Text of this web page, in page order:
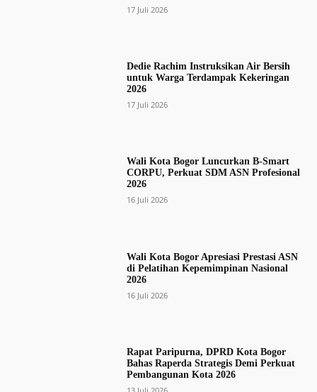
17 Juli 2026
Dedie Rachim Instruksikan Air Bersih
untuk Warga Terdampak Kekeringan
2026
17 Juli 2026
Wali Kota Bogor Luncurkan B-Smart
CORPU, Perkuat SDM ASN Profesional
2026
16 Juli 2026
Wali Kota Bogor Apresiasi Prestasi ASN
di Pelatihan Kepemimpinan Nasional
2026
16 Juli 2026
Rapat Paripurna, DPRD Kota Bogor
Bahas Raperda Strategis Demi Perkuat
Pembangunan Kota 2026